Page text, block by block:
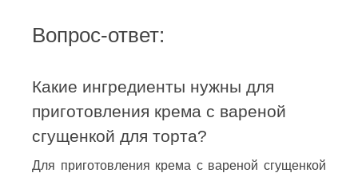
Вопрос-ответ:
Какие ингредиенты нужны для
приготовления крема с вареной
сгущенкой для торта?
Для приготовления крема с вареной сгущенкой